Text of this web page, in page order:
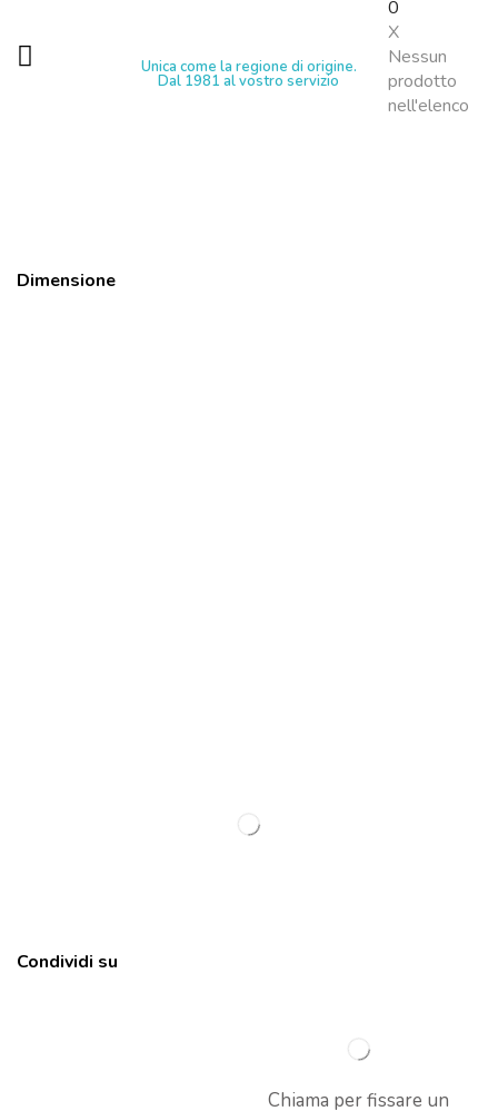
Unica come la regione di origine.
Dal 1981 al vostro servizio
0
X
Nessun
prodotto
nell'elenco
Dimensione
Condividi su
Chiama per fissare un